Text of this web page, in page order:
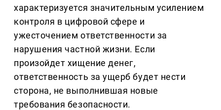
характеризуется значительным усилением
контроля в цифровой сфере и
ужесточением ответственности за
нарушения частной жизни. Если
произойдет хищение денег,
ответственность за ущерб будет нести
сторона, не выполнившая новые
требования безопасности.